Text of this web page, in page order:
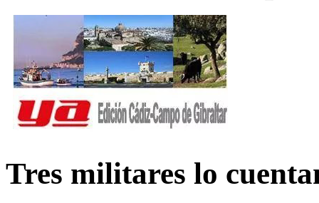
Tres militares lo